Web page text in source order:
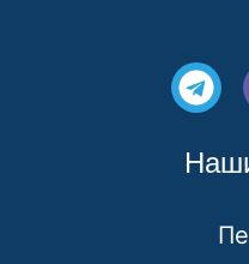
T
e
l
e